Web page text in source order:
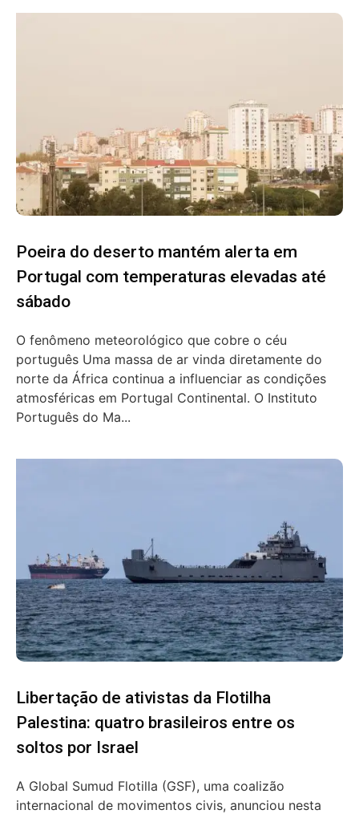
Poeira do deserto mantém alerta em
Portugal com temperaturas elevadas até
sábado
O fenômeno meteorológico que cobre o céu
português Uma massa de ar vinda diretamente do
norte da África continua a influenciar as condições
atmosféricas em Portugal Continental. O Instituto
Português do Ma...
Libertação de ativistas da Flotilha
Palestina: quatro brasileiros entre os
soltos por Israel
A Global Sumud Flotilla (GSF), uma coalizão
internacional de movimentos civis, anunciou nesta